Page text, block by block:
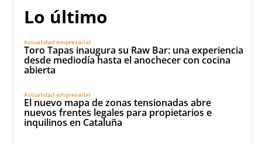
Lo último
Actualidad empresarial
Toro Tapas inaugura su Raw Bar: una experiencia
desde mediodía hasta el anochecer con cocina
abierta
Actualidad empresarial
El nuevo mapa de zonas tensionadas abre
nuevos frentes legales para propietarios e
inquilinos en Cataluña